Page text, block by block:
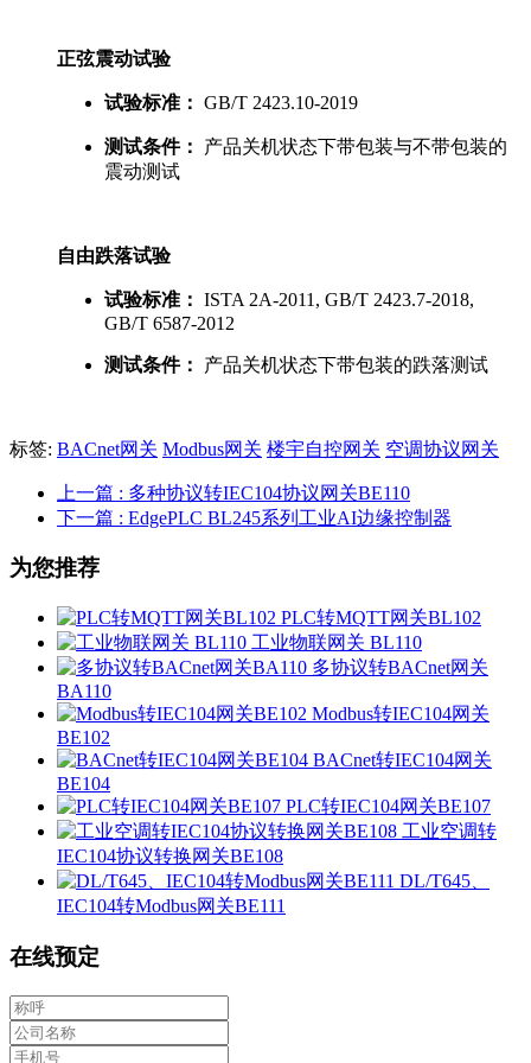
正弦震动试验
试验标准： GB/T 2423.10-2019
测试条件：
产品关机状态下带包装与不带包装的
震动测试
自由跌落试验
试验标准： ISTA 2A-2011, GB/T 2423.7-2018,
GB/T 6587-2012
测试条件： 产品关机状态下带包装的跌落测试
标签: BACnet网关 Modbus网关 楼宇自控网关 空调协议网关
上一篇 : 多种协议转IEC104协议网关BE110
下一篇 : EdgePLC BL245系列工业AI边缘控制器
为您推荐
PLC转MQTT网关BL102
工业物联网关 BL110
多协议转BACnet网关
BA110
Modbus转IEC104网关
BE102
BACnet转IEC104网关
BE104
PLC转IEC104网关BE107
工业空调转
IEC104协议转换网关BE108
DL/T645、
IEC104转Modbus网关BE111
在线预定